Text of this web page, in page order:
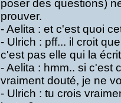
poser des questions)
prouver.
- Aelita : et c'est quoi
- Ulrich : pff... il croit
c'est pas elle qui la
- Aelita : hmm.. si c'est
vraiment douté, je ne
- Ulrich : tu crois